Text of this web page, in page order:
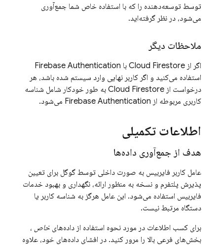
توسط توسعه‌دهنده را که با استفاده خاص شما جمع‌آوری
می‌شود، در نظر گرفته‌اید.
ملاحظات دیگر
اگر از Cloud Firestore با Firebase Authentication
استفاده می‌کنید و اگر کاربر نهایی وارد سیستم شده باشد، هر
درخواست از Cloud Firestore به طور خودکار شامل شناسه
کاربری مربوطه از Firebase Authentication می‌شود.
اطلاعات تکمیلی
هدف از جمع‌آوری داده‌ها
عامل کاربر فایربیس به صورت داخلی توسط گوگل برای تعیین
پذیرش پلتفرم و نسخه به منظور ارائه، نگهداری و بهبود خدمات
فایربیس استفاده می‌شود. این عامل هرگز به شناسه کاربر یا
دستگاه مرتبط نیست.
برای کسب اطلاعات در مورد نحوه استفاده از داده‌های خاص ،
بخش‌های فرعی بالا را مرور کنید. در افشای داده‌های خود، علاوه